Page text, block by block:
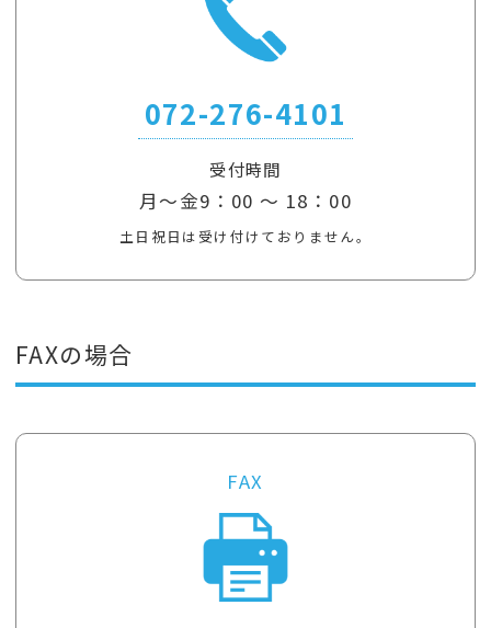
072-276-4101
受付時間
月～金9：00 ～ 18：00
土日祝日は受け付けておりません。
FAXの場合
FAX